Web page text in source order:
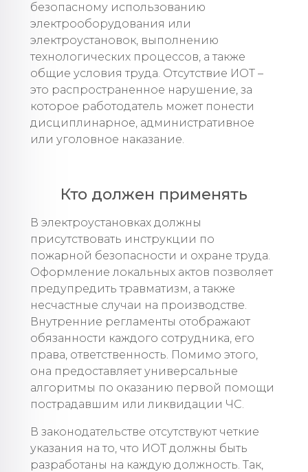
безопасному использованию
электрооборудования или
электроустановок, выполнению
технологических процессов, а также
общие условия труда. Отсутствие ИОТ –
это распространенное нарушение, за
которое работодатель может понести
дисциплинарное, административное
или уголовное наказание.
Кто должен применять
В электроустановках должны
присутствовать инструкции по
пожарной безопасности и охране труда.
Оформление локальных актов позволяет
предупредить травматизм, а также
несчастные случаи на производстве.
Внутренние регламенты отображают
обязанности каждого сотрудника, его
права, ответственность. Помимо этого,
она предоставляет универсальные
алгоритмы по оказанию первой помощи
пострадавшим или ликвидации ЧС.
В законодательстве отсутствуют четкие
указания на то, что ИОТ должны быть
разработаны на каждую должность. Так,